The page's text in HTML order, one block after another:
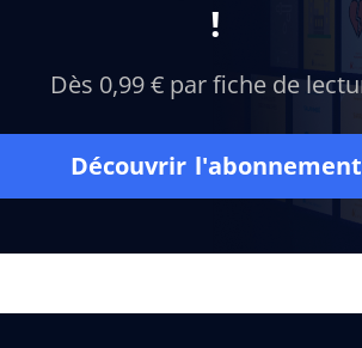
!
Dès 0,99 € par fiche de
Découvrir l'abonnement